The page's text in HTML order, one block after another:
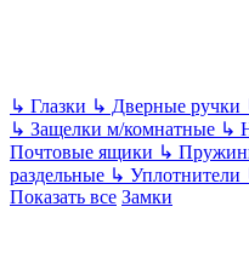
↳ Глазки ↳ Дверные ручки
↳ Защелки м/комнатные ↳
Почтовые ящики ↳
раздельные ↳ Уплотнители
Показать все Замки